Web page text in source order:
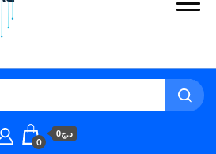
0
د.ج0